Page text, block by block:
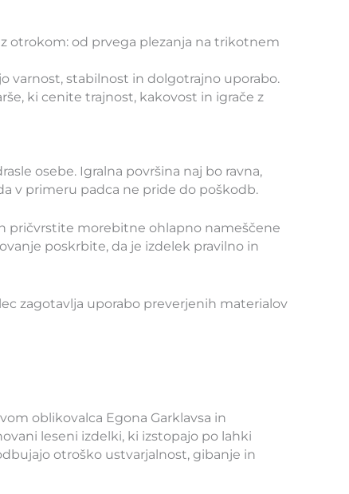
otrokom: od prvega plezanja na trikotnem
varnost, stabilnost in dolgotrajno uporabo.
ki cenite trajnost, kakovost in igrače z
osebe. Igralna površina naj bo ravna,
v primeru padca ne pride do poškodb.
pričvrstite morebitne ohlapno nameščene
poskrbite, da je izdelek pravilno in
zagotavlja uporabo preverjenih materialov
oblikovalca Egona Garklavsa in
leseni izdelki, ki izstopajo po lahki
otroško ustvarjalnost, gibanje in